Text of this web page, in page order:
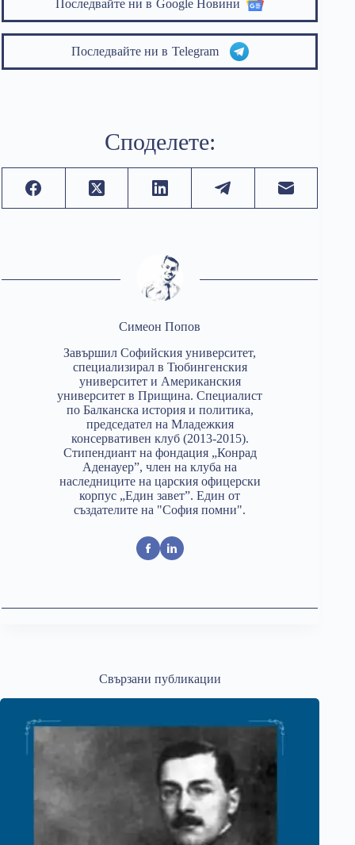
Последвайте ни в Google Новини
Последвайте ни в Telegram
Споделете:
Симеон Попов
Завършил Софийския университет,
специализирал в Тюбингенския
университет и Американския
университет в Прищина. Специалист
по Балканска история и политика,
председател на Младежкия
консервативен клуб (2013-2015).
Стипендиант на фондация „Конрад
Аденауер”, член на клуба на
наследниците на царския офицерски
корпус „Един завет”. Един от
създателите на "София помни".
Свързани публикации